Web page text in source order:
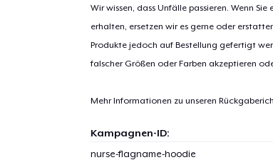
Wir wissen, dass Unfälle passieren. Wenn
erhalten, ersetzen wir es gerne oder
Produkte jedoch auf Bestellung gefertigt
falscher Größen oder Farben akzeptieren
Mehr Informationen zu unseren
Kampagnen-ID:
nurse-flagname-hoodie